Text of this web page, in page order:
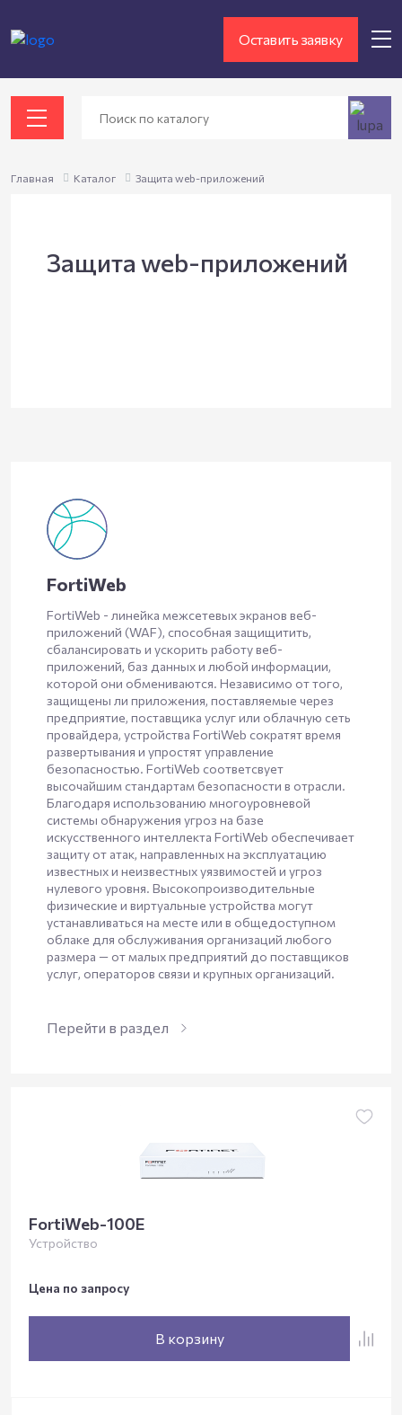
Оставить заявку
Главная Каталог Защита web-приложений
Защита web-приложений
FortiWeb
FortiWeb - линейка межсетевых экранов веб-
приложений (WAF), способная защищитить,
сбалансировать и ускорить работу веб-
приложений, баз данных и любой информации,
которой они обмениваются. Независимо от того,
защищены ли приложения, поставляемые через
предприятие, поставщика услуг или облачную сеть
провайдера, устройства FortiWeb сократят время
развертывания и упростят управление
безопасностью. FortiWeb соответсвует
высочайшим стандартам безопасности в отрасли.
Благодаря использованию многоуровневой
системы обнаружения угроз на базе
искусственного интеллекта FortiWeb обеспечивает
защиту от атак, направленных на эксплуатацию
известных и неизвестных уязвимостей и угроз
нулевого уровня. Высокопроизводительные
физические и виртуальные устройства могут
устанавливаться на месте или в общедоступном
облаке для обслуживания организаций любого
размера — от малых предприятий до поставщиков
услуг, операторов связи и крупных организаций.
Перейти в раздел
FortiWeb-100E
Устройство
Цена по запросу
В корзину